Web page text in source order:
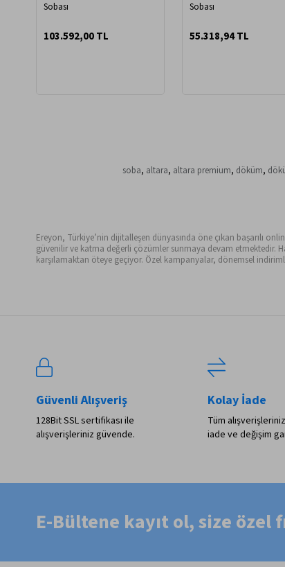
Sobası
103.592,00 TL
Sobası
55.318,94 TL
soba, altara, altara premium, döküm,
Ereyon, Türkiye’nin dijitalleşen dünyasında öne çıkan başarılı
güvenilir ve katma değerli çözümler sunmaya devam etmektedir.
karşılamaktan öteye geçiyor. Özel kampanyalar, dönemsel
Güvenli Alışveriş
128Bit SSL sertifikası ile
alışverişleriniz güvende.
Kolay İade
Tüm
iade ve değişim
E-Bültene kayıt ol, size özel